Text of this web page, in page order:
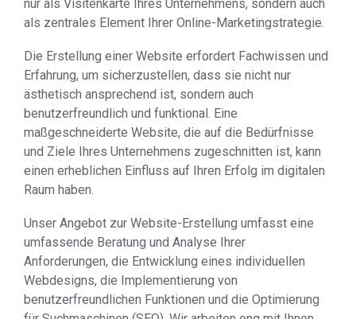
nur als Visitenkarte Ihres Unternehmens, sondern auch
als zentrales Element Ihrer Online-Marketingstrategie.
Die Erstellung einer Website erfordert Fachwissen und
Erfahrung, um sicherzustellen, dass sie nicht nur
ästhetisch ansprechend ist, sondern auch
benutzerfreundlich und funktional. Eine
maßgeschneiderte Website, die auf die Bedürfnisse
und Ziele Ihres Unternehmens zugeschnitten ist, kann
einen erheblichen Einfluss auf Ihren Erfolg im digitalen
Raum haben.
Unser Angebot zur Website-Erstellung umfasst eine
umfassende Beratung und Analyse Ihrer
Anforderungen, die Entwicklung eines individuellen
Webdesigns, die Implementierung von
benutzerfreundlichen Funktionen und die Optimierung